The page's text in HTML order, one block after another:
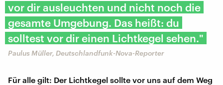
vor dir ausleuchten und nicht noch die
gesamte Umgebung. Das heißt: du
solltest vor dir einen Lichtkegel sehen."
Paulus Müller, Deutschlandfunk-Nova-Reporter
Für alle gilt: Der Lichtkegel sollte vor uns auf dem Weg